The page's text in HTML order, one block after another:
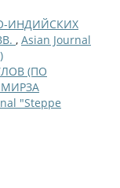
ИНДИЙСКИХ
, Asian Journal
(ПО
"Steppe